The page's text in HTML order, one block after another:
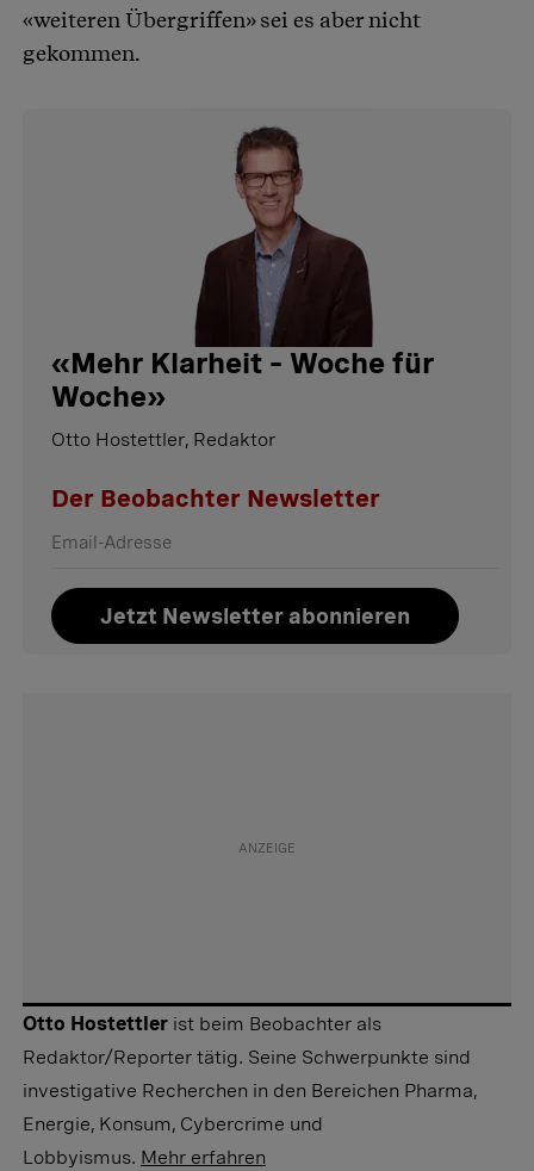
«weiteren Übergriffen» sei es aber nicht
gekommen.
«Mehr Klarheit – Woche für
Woche»
Otto Hostettler, Redaktor
Der Beobachter Newsletter
Jetzt Newsletter abonnieren
Otto Hostettler ist beim Beobachter als
Redaktor/Reporter tätig. Seine Schwerpunkte sind
investigative Recherchen in den Bereichen Pharma,
Energie, Konsum, Cybercrime und
Lobbyismus. Mehr erfahren